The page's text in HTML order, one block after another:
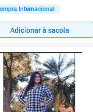
Internacional
Adicionar à sacola